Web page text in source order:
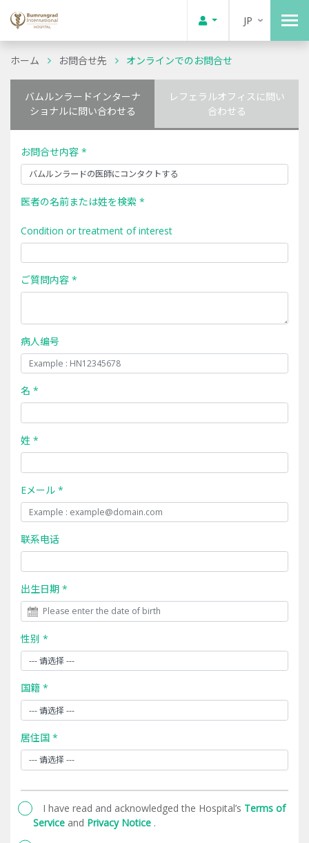
JP
ホーム お問合せ先 オンラインでのお問合せ
バムルンラードインターナ
ショナルに問い合わせる
レフェラルオフィスに問い
合わせる
お問合せ内容 *
医者の名前または姓を検索 *
Condition or treatment of interest
ご質問内容 *
病人编号
名 *
姓 *
Eメール *
联系电话
出生日期 *
性别 *
国籍 *
居住国 *
I have read and acknowledged the Hospital’s Terms of
Service and Privacy Notice .